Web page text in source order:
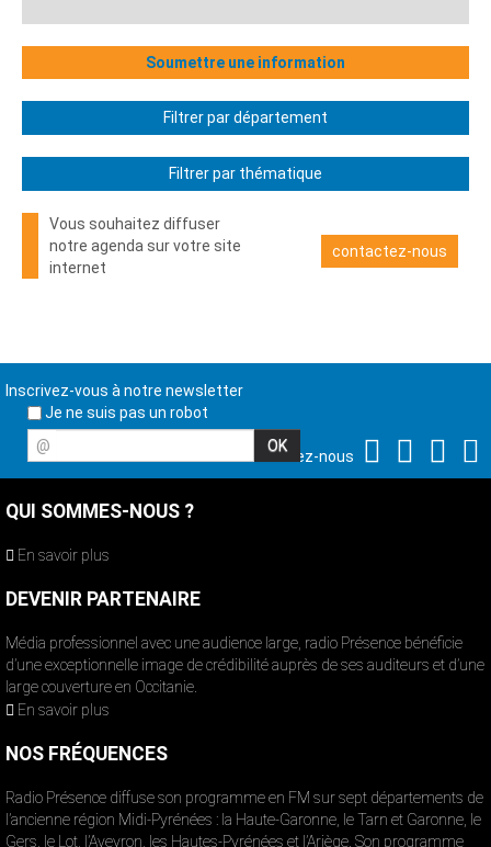
Soumettre une information
Filtrer par département
Filtrer par thématique
Vous souhaitez diffuser
notre agenda sur votre site
internet
contactez-nous
Inscrivez-vous à notre newsletter
Je ne suis pas un robot
@
Suivez-nous
QUI SOMMES-NOUS ?
En savoir plus
DEVENIR PARTENAIRE
Média professionnel avec une audience large, radio Présence bénéficie
d’une exceptionnelle image de crédibilité auprès de ses auditeurs et d’une
large couverture en Occitanie.
En savoir plus
NOS FRÉQUENCES
Radio Présence diffuse son programme en FM sur sept départements de
l’ancienne région Midi-Pyrénées : la Haute-Garonne, le Tarn et Garonne, le
Gers, le Lot, l’Aveyron, les Hautes-Pyrénées et l’Ariège. Son programme